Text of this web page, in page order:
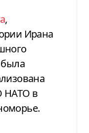
,
Ирана
была
НАТО в